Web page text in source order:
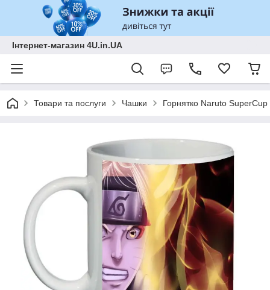
Інтернет-магазин 4U.in.UA
Товари та послуги Чашки Горнятко Naruto